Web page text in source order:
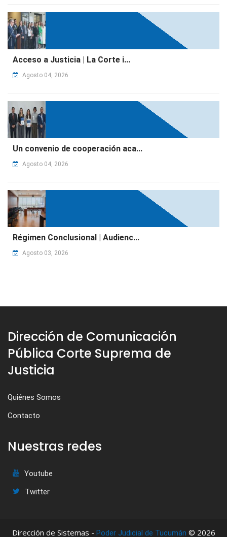
Acceso a Justicia | La Corte i...
Agosto 04, 2026
Un convenio de cooperación aca...
Agosto 04, 2026
Régimen Conclusional | Audienc...
Agosto 03, 2026
Dirección de Comunicación
Pública Corte Suprema de
Justicia
Quiénes Somos
Contacto
Nuestras redes
Youtube
Twitter
Dirección de Sistemas - Poder Judicial de Tucumán © 2026